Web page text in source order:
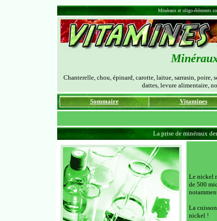
Minéraux et oligo-éléments
Chanterelle, chou, épinard, carotte, laitue, sarrasin, poire,
dattes, levure alimentaire,
Sommaire Vitamines
La prise de minéraux
Le nickel
de 500
La
nickel !